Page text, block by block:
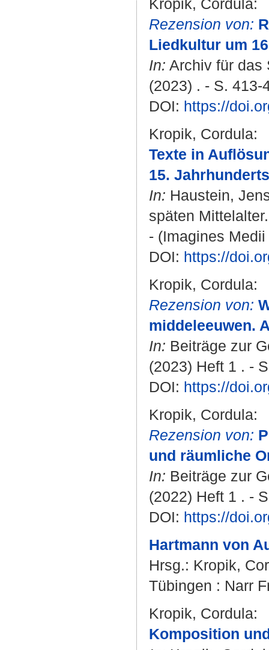
Kropik, Cordula:
Rezension von:
Liedkultur um
In: Archiv für das
(2023) . - S. 413-
DOI: https://
Kropik, Cordula:
Texte in
15.
In: Haustein,
späten
- (Imagines
DOI: https://
Kropik, Cordula:
Rezension von:
middeleeuwen.
In: Beiträge zur
(2023) Heft 1 . -
DOI: https://
Kropik, Cordula:
Rezension von:
und räumliche
In: Beiträge zur
(2022) Heft 1 . -
DOI: https://
Hartmann von
Hrsg.: Kropik,
Tübingen : Narr
Kropik, Cordula:
Komposition